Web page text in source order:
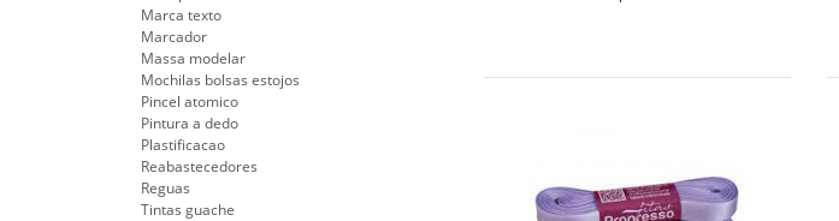
Marca texto
Marcador
Massa modelar
Mochilas bolsas estojos
Pincel atomico
Pintura a dedo
Plastificacao
Reabastecedores
Reguas
Tintas guache